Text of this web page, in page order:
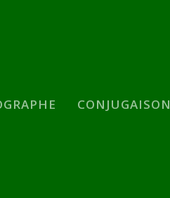
CONJUGAISON